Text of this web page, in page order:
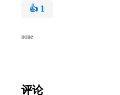
👍 1
none
评论